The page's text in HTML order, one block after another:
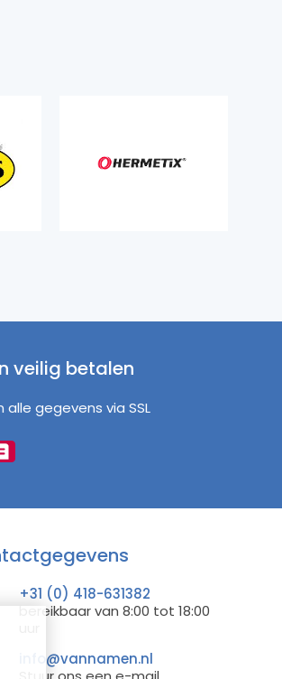
veilig betalen
alle gegevens via SSL
+31 (0) 418-631382
bereikbaar van 8:00 tot 18:00
info@vannamen.nl